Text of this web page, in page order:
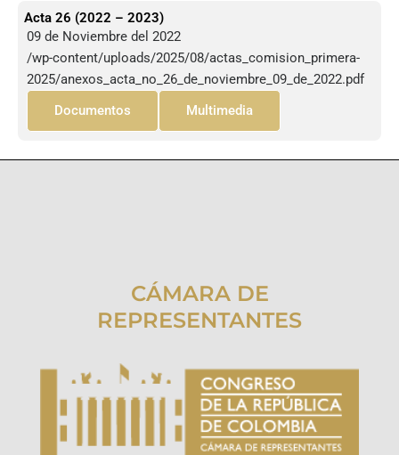
Acta 26 (2022 – 2023)
09 de Noviembre del 2022
/wp-content/uploads/2025/08/actas_comision_primera-
2025/anexos_acta_no_26_de_noviembre_09_de_2022.pdf
Documentos
Multimedia
CÁMARA DE
REPRESENTANTES